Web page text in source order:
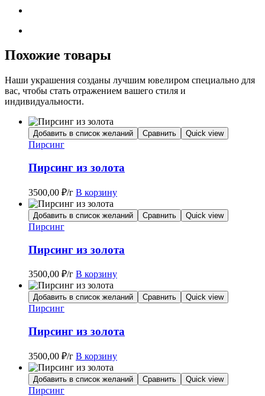
Похожие товары
Наши украшения созданы лучшим ювелиром специально для
вас, чтобы стать отражением вашего стиля и
индивидуальности.
Добавить в список желаний Сравнить Quick view
Пирсинг
Пирсинг из золота
3500,00 ₽/г В корзину
Добавить в список желаний Сравнить Quick view
Пирсинг
Пирсинг из золота
3500,00 ₽/г В корзину
Добавить в список желаний Сравнить Quick view
Пирсинг
Пирсинг из золота
3500,00 ₽/г В корзину
Добавить в список желаний Сравнить Quick view
Пирсинг